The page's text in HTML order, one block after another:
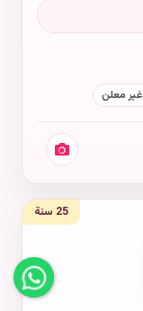
غير معلن
25 سنة